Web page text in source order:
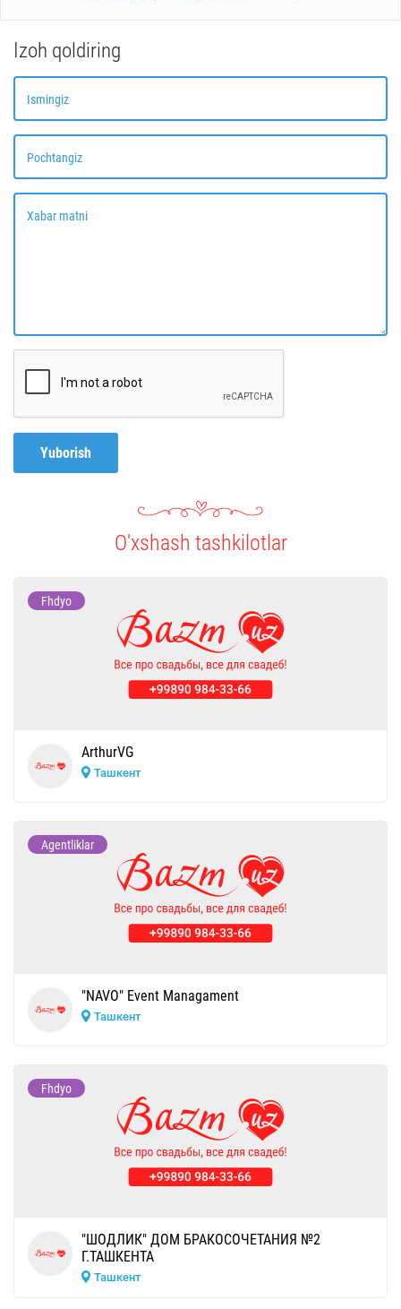
Izoh qoldiring
Ismingiz
Pochtangiz
Xabar matni
Yuborish
O'xshash tashkilotlar
Fhdyo
ArthurVG
Ташкент
Agentliklar
"NAVO" Event Managament
Ташкент
Fhdyo
"ШОДЛИК" ДОМ БРАКОСОЧЕТАНИЯ №2
Г.ТАШКЕНТА
Ташкент